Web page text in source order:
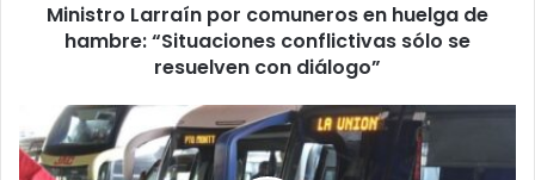
conflictivas
diálogo”
Ministro Larraín por comuneros en huelga de
hambre: “Situaciones conflictivas sólo se
resuelven con diálogo”
Hombre
se
negó